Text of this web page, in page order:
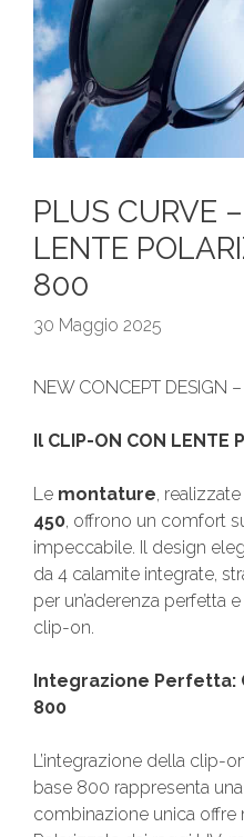
PLUS CURVE
LENTE
800
30 Maggio 2025
NEW CONCEPT DESIGN –
Il CLIP-ON CON LENTE
Le montature,
450, offrono un comfort
impeccabile. Il design
da 4 calamite integrate,
per un’aderenza perfetta
clip-on.
Integrazione Perfetta:
800
L’integrazione della clip-
base 800 rappresenta
combinazione unica